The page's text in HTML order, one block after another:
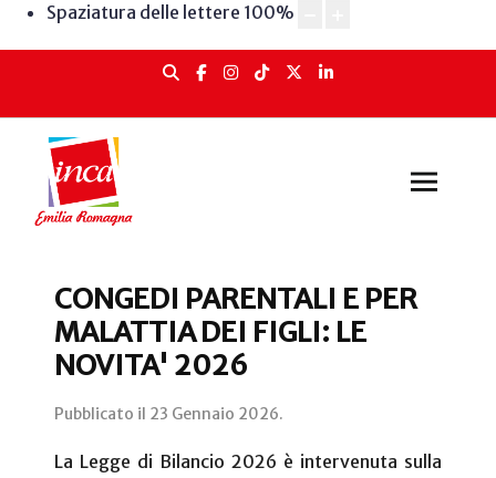
Spaziatura delle lettere 100%
CONGEDI PARENTALI E PER
MALATTIA DEI FIGLI: LE
NOVITA' 2026
Pubblicato il 23 Gennaio 2026.
La Legge di Bilancio 2026 è intervenuta sulla